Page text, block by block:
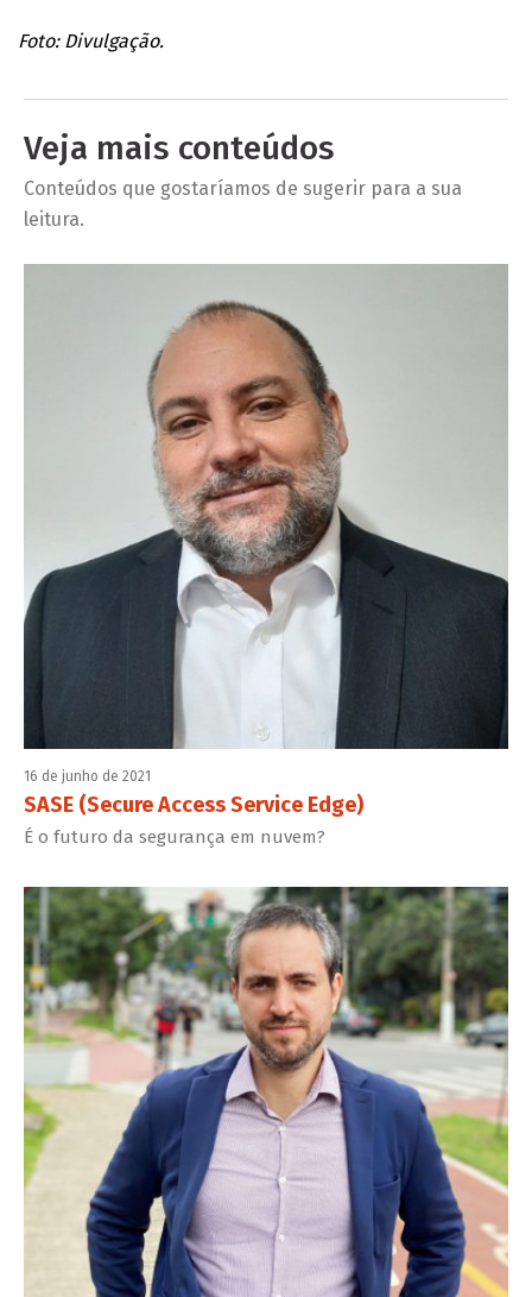
Foto: Divulgação.
Veja mais conteúdos
Conteúdos que gostaríamos de sugerir para a sua
leitura.
16 de junho de 2021
SASE (Secure Access Service Edge)
É o futuro da segurança em nuvem?